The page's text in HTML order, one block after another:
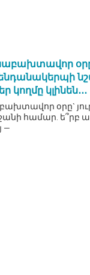
կողմը կլինեն․․․
օրը`
համար. ե՞րբ
—